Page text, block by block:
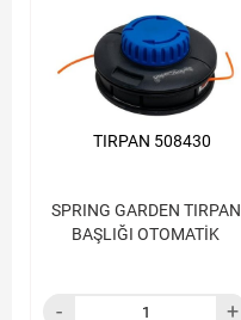
SPRING GARDEN TIRPAN
BAŞLIĞI OTOMATİK
TIRPAN 508430